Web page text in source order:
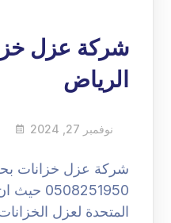
شركة عزل
الرياض
نوفمبر 27, 2024
شركة عزل خزانات
المتحدة لعزل